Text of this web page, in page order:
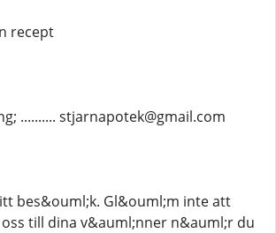
recept
.......... stjarnapotek@gmail.com
bes&ouml;k. Gl&ouml;m inte att
till dina v&auml;nner n&auml;r du